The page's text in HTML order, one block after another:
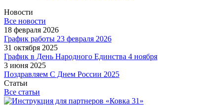
Новости
Все новости
18 февраля 2026
График работы 23 февраля 2026
31 октября 2025
График в День Народного Единства 4 ноября
3 июня 2025
Поздравляем С Днем России 2025
Статьи
Все статьи